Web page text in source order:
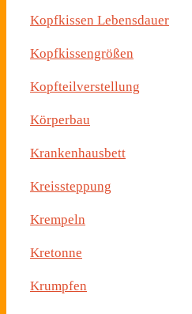
Kopfkissen Lebensdauer
Kopfkissengrößen
Kopfteilverstellung
Körperbau
Krankenhausbett
Kreissteppung
Krempeln
Kretonne
Krumpfen